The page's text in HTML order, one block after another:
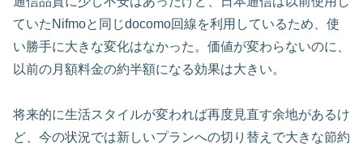
ていたNifmoと同じdocomo回線を利用しているため、使
い勝手に大きな変化はなかった。価値が変わらないのに、
以前の月額料金の約半額になる効果は大きい。
将来的に生活スタイルが変われば再度見直す余地があるけ
ど、今の状況では新しいプランへの切り替えで大きな節約